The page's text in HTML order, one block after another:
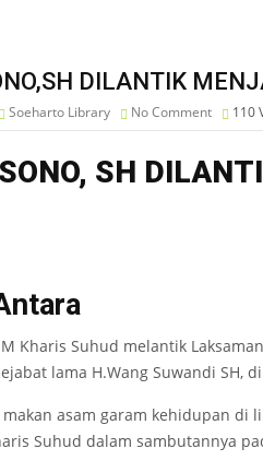
DILANTIK
Soeharto Library No Comment 110
SH
M Kharis Suhud melantik
lama H.Wang Suwandi SH, di
makan asam garam kehidupan di
Suhud dalam sambutannya